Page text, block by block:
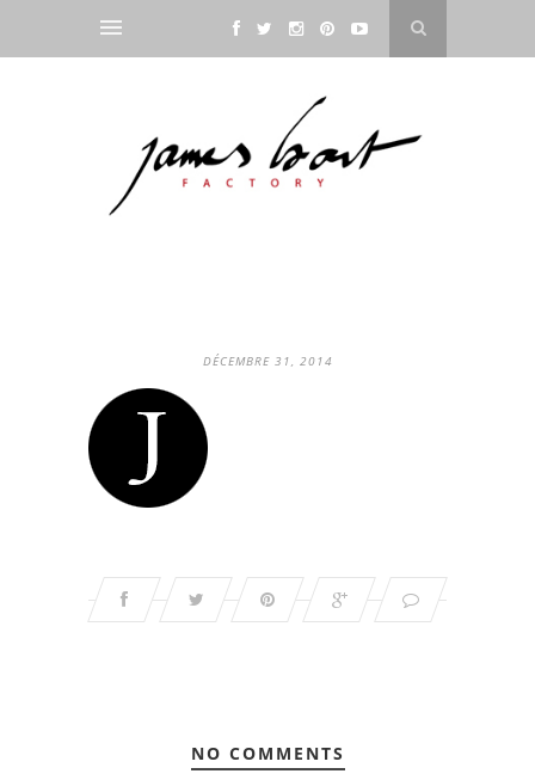
DÉCEMBRE 31, 2014
NO COMMENTS